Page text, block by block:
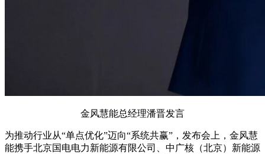
金风慧能总经理潘晋发言
为推动行业从“单点优化”迈向“系统共赢”，发布会上，金风慧
能携手北京国电电力新能源有限公司、中广核（北京）新能源